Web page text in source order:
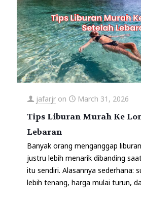
jafarjr on March 31, 2026
Tips Liburan Murah Ke
Lebaran
Banyak orang menganggap
justru lebih menarik dibanding
itu sendiri. Alasannya sederhana:
lebih tenang, harga mulai turun,